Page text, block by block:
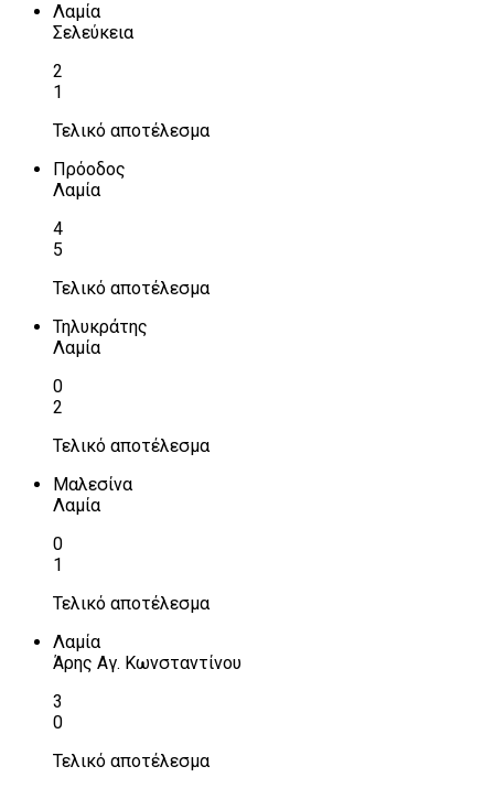
Λαμία
Σελεύκεια
2
1
Τελικό αποτέλεσμα
Πρόοδος
Λαμία
4
5
Τελικό αποτέλεσμα
Τηλυκράτης
Λαμία
0
2
Τελικό αποτέλεσμα
Μαλεσίνα
Λαμία
0
1
Τελικό αποτέλεσμα
Λαμία
Άρης Αγ. Κωνσταντίνου
3
0
Τελικό αποτέλεσμα